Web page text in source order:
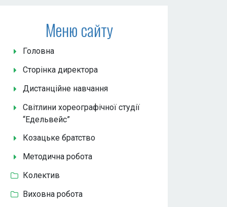
Меню сайту
Головна
Сторінка директора
Дистанційне навчання
Світлини хореографічної студії
“Едельвейс”
Козацьке братство
Методична робота
Колектив
Виховна робота